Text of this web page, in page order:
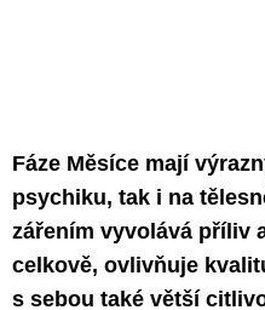
Fáze Měsíce mají
psychiku, tak i na
zářením vyvolává příliv
celkově, ovlivňuje
s sebou také větší